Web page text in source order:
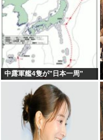
中露軍艦4隻が”日本一周”